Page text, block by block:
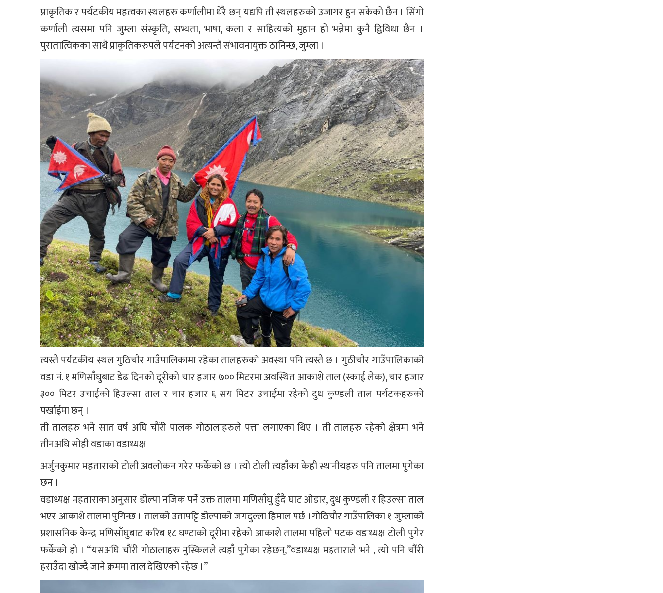
प्राकृतिक र पर्यटकीय महत्वका स्थलहरु कर्णालीमा धेरै छन् यद्यपि ती स्थलहरुको उजागर हुन सकेको छैन । सिंगो
कर्णाली त्यसमा पनि जुम्ला संस्कृति, सभ्यता, भाषा, कला र साहित्यको मुहान हो भन्नेमा कुनै द्विविधा छैन ।
पुरातात्विकका साथै प्राकृतिकरुपले पर्यटनको अत्यन्तै संभावनायुक्त ठानिन्छ, जुम्ला ।
त्यस्तै पर्यटकीय स्थल गुठिचौर गाउँपालिकामा रहेका तालहरुको अवस्था पनि त्यस्तै छ । गुठीचौर गाउँपालिकाको
वडा नं. १ मणिसाँघुबाट डेढ दिनको दूरीको चार हजार ७०० मिटरमा अवस्थित आकाशे ताल (स्काई लेक), चार हजार
३०० मिटर उचाईको हिउल्सा ताल र चार हजार ६ सय मिटर उचाईमा रहेको दुध कुण्डली ताल पर्यटकहरुको
पर्खाईमा छन् ।
ती तालहरु भने सात वर्ष अघि चौंरी पालक गोठालाहरुले पत्ता लगाएका थिए । ती तालहरु रहेको क्षेत्रमा भने
तीनअघि सोही वडाका वडाध्यक्ष
अर्जुनकुमार महताराको टोली अवलोकन गरेर फर्केको छ । त्यो टोली त्यहाँका केही स्थानीयहरु पनि तालमा पुगेका
छन ।
वडाध्यक्ष महताराका अनुसार डोल्पा नजिक पर्ने उक्त तालमा मणिसाँघु हुँदै घाट ओडार, दुध कुण्डली र हिउल्सा ताल
भएर आकाशे तालमा पुगिन्छ । तालको उतापट्टि डोल्पाको जगदुल्ला हिमाल पर्छ ।गोठिचौर गाउँपालिका १ जुम्लाको
प्रशासनिक केन्द्र मणिसाँघुबाट करिब १८ घण्टाको दूरीमा रहेको आकाशे तालमा पहिलो पटक वडाध्यक्ष टोली पुगेर
फर्केको हो । “यसअघि चौंरी गोठालाहरु मुस्किलले त्यहाँ पुगेका रहेछन्,”वडाध्यक्ष महताराले भने , त्यो पनि चौंरी
हराउँदा खोज्दै जाने क्रममा ताल देखिएको रहेछ ।”